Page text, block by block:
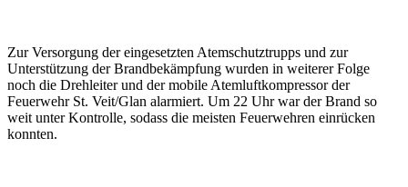
Zur Versorgung der eingesetzten Atemschutztrupps und zur
Unterstützung der Brandbekämpfung wurden in weiterer Folge
noch die Drehleiter und der mobile Atemluftkompressor der
Feuerwehr St. Veit/Glan alarmiert. Um 22 Uhr war der Brand so
weit unter Kontrolle, sodass die meisten Feuerwehren einrücken
konnten.